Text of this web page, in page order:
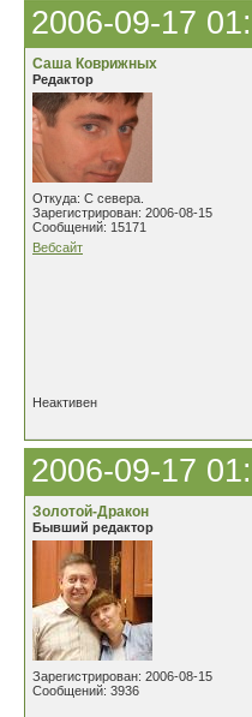
2006-09-17
Саша Коврижных
Редактор
Откуда: С севера.
Зарегистрирован: 2006-08-15
Сообщений: 15171
Вебсайт
Неактивен
2006-09-17
Золотой-Дракон
Бывший редактор
Зарегистрирован: 2006-08-15
Сообщений: 3936